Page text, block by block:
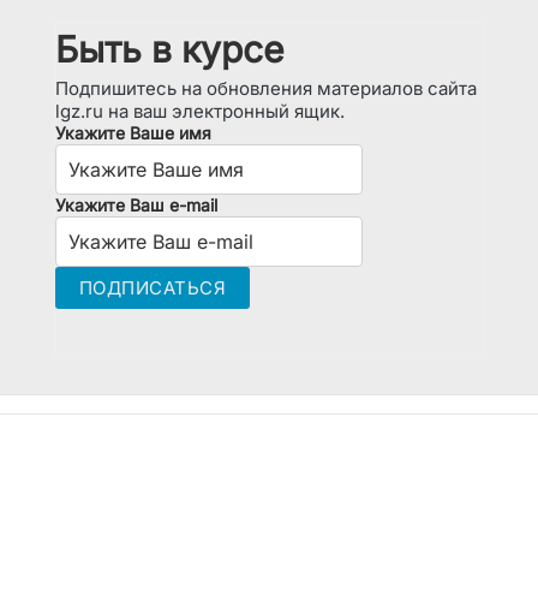
Быть в курсе
Подпишитесь на обновления материалов сайта
lgz.ru на ваш электронный ящик.
Укажите Ваше имя
Укажите Ваш e-mail